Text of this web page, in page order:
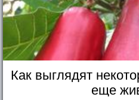
Как выглядят
еще